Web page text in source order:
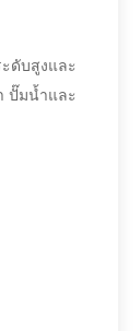
ดับสูงและ
ปั๊มน้ำและ